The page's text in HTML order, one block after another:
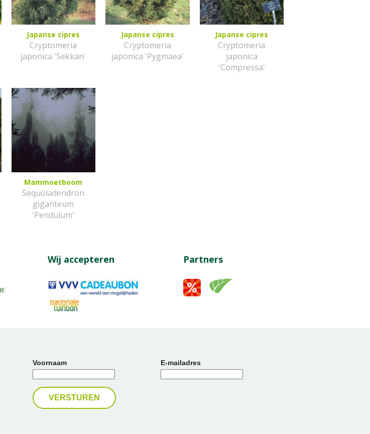
Japanse cipres
Cryptomeria
japonica 'Sekkan'
Japanse cipres
Cryptomeria
japonica 'Pygmaea'
Japanse cipres
Cryptomeria
japonica
'Compressa'
Mammoetboom
Sequoiadendron
giganteum
'Pendulum'
Wij accepteren Partners
Voornaam E-mailadres